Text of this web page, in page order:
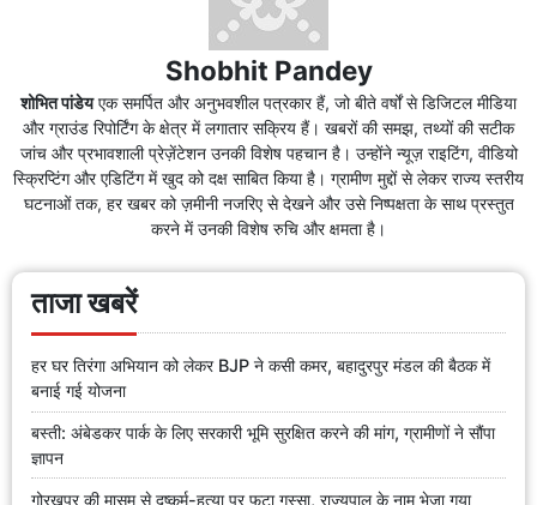
Shobhit Pandey
शोभित पांडेयएक समर्पित और अनुभवशील पत्रकार हैं, जो बीते वर्षों से डिजिटल मीडिया
और ग्राउंड रिपोर्टिंग के क्षेत्र में लगातार सक्रिय हैं। खबरों की समझ, तथ्यों की सटीक
जांच और प्रभावशाली प्रेज़ेंटेशन उनकी विशेष पहचान है। उन्होंने न्यूज़ राइटिंग, वीडियो
स्क्रिप्टिंग और एडिटिंग में खुद को दक्ष साबित किया है। ग्रामीण मुद्दों से लेकर राज्य स्तरीय
घटनाओं तक, हर खबर को ज़मीनी नजरिए से देखने और उसे निष्पक्षता के साथ प्रस्तुत
करने में उनकी विशेष रुचि और क्षमता है।
ताजा खबरें
हर घर तिरंगा अभियान को लेकर BJP ने कसी कमर, बहादुरपुर मंडल की बैठक में
बनाई गई योजना
बस्ती: अंबेडकर पार्क के लिए सरकारी भूमि सुरक्षित करने की मांग, ग्रामीणों ने सौंपा
ज्ञापन
गोरखपुर की मासूम से दुष्कर्म-हत्या पर फूटा गुस्सा, राज्यपाल के नाम भेजा गया